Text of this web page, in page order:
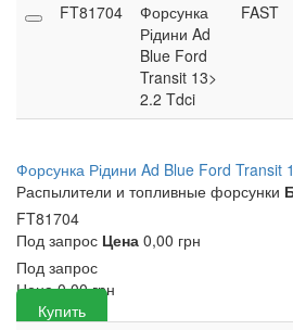
FT81704
Форсунка
Рідини Ad
Blue Ford
Transit 13>
2.2 Tdci
FAST
Форсунка Рідини Ad Blue Ford Transit
Распылители и топливные форсунки
FT81704
Под запрос Цена 0,00 грн
Под запрос
Цена 0,00грн
Купить